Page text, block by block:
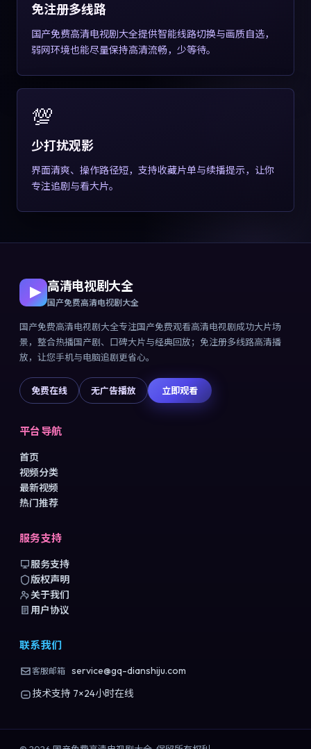
免注册多线路
国产免费高清电视剧大全提供智能线路切换与画质自选，
弱网环境也能尽量保持高清流畅，少等待。
💯
少打扰观影
界面清爽、操作路径短，支持收藏片单与续播提示，让你
专注追剧与看大片。
高清电视剧大全
国产免费高清电视剧大全
国产免费高清电视剧大全专注国产免费观看高清电视剧成功大片场
景，整合热播国产剧、口碑大片与经典回放；免注册多线路高清播
放，让您手机与电脑追剧更省心。
免费在线 无广告播放 立即观看
平台导航
首页
视频分类
最新视频
热门推荐
服务支持
服务支持
版权声明
关于我们
用户协议
联系我们
客服邮箱 service@gq-dianshiju.com
技术支持 7×24小时在线